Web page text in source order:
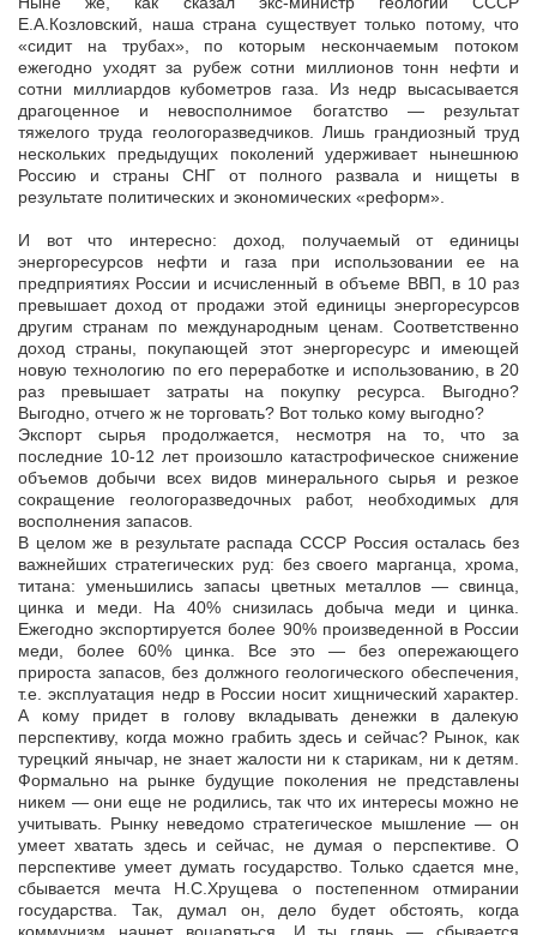
Е.А.Козловский, наша страна существует только потому, что
«сидит на трубах», по которым нескончаемым потоком
ежегодно уходят за рубеж сотни миллионов тонн нефти и
сотни миллиардов кубометров газа. Из недр высасывается
драгоценное и невосполнимое богатство — результат
тяжелого труда геологоразведчиков. Лишь грандиозный труд
нескольких предыдущих поколений удерживает нынешнюю
Россию и страны СНГ от полного развала и нищеты в
результате политических и экономических «реформ».
И вот что интересно: доход, получаемый от единицы
энергоресурсов нефти и газа при использовании ее на
предприятиях России и исчисленный в объеме ВВП, в 10 раз
превышает доход от продажи этой единицы энергоресурсов
другим странам по международным ценам. Соответственно
доход страны, покупающей этот энергоресурс и имеющей
новую технологию по его переработке и использованию, в 20
раз превышает затраты на покупку ресурса. Выгодно?
Выгодно, отчего ж не торговать? Вот только кому выгодно?
Экспорт сырья продолжается, несмотря на то, что за
последние 10-12 лет произошло катастрофическое снижение
объемов добычи всех видов минерального сырья и резкое
сокращение геологоразведочных работ, необходимых для
восполнения запасов.
В целом же в результате распада СССР Россия осталась без
важнейших стратегических руд: без своего марганца, хрома,
титана: уменьшились запасы цветных металлов — свинца,
цинка и меди. На 40% снизилась добыча меди и цинка.
Ежегодно экспортируется более 90% произведенной в России
меди, более 60% цинка. Все это — без опережающего
прироста запасов, без должного геологического обеспечения,
т.е. эксплуатация недр в России носит хищнический характер.
А кому придет в голову вкладывать денежки в далекую
перспективу, когда можно грабить здесь и сейчас? Рынок, как
турецкий янычар, не знает жалости ни к старикам, ни к детям.
Формально на рынке будущие поколения не представлены
никем — они еще не родились, так что их интересы можно не
учитывать. Рынку неведомо стратегическое мышление — он
умеет хватать здесь и сейчас, не думая о перспективе. О
перспективе умеет думать государство. Только сдается мне,
сбывается мечта Н.С.Хрущева о постепенном отмирании
государства. Так, думал он, дело будет обстоять, когда